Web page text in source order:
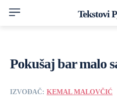
Tekstovi
Pokušaj bar malo
IZVOĐAČ: KEMAL MALOVČIĆ